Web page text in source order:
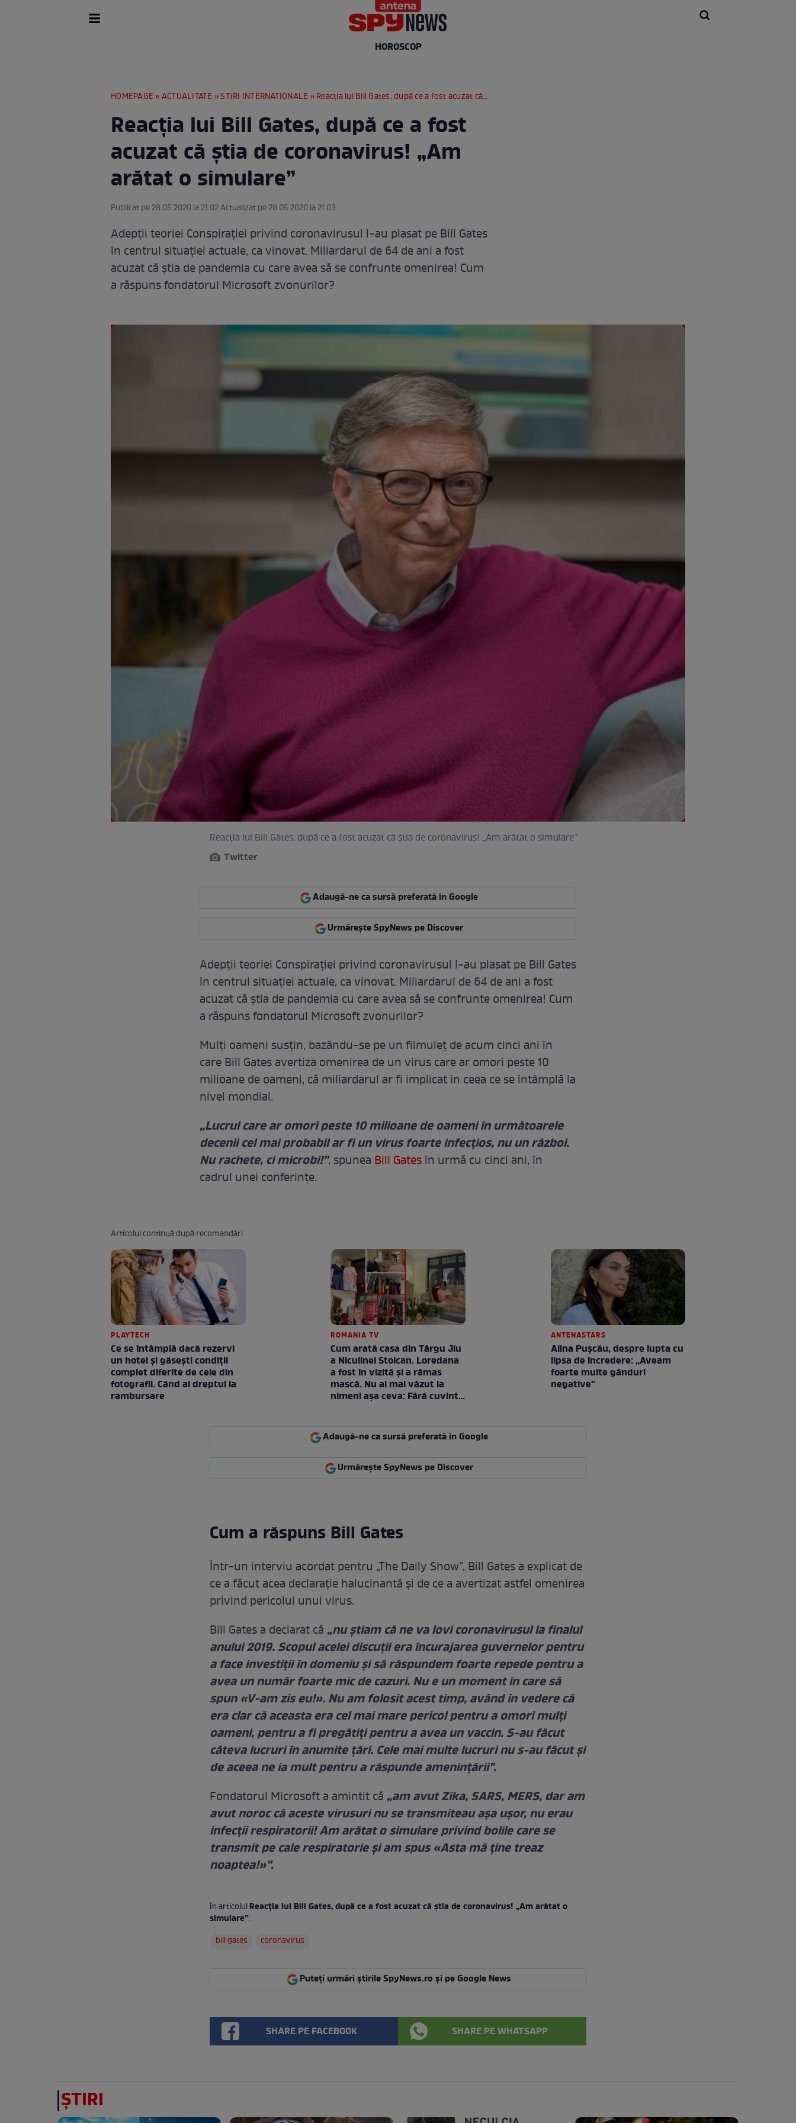
HOROSCOP
HOMEPAGE »ACTUALITATE »STIRI INTERNATIONALE » Reacția lui Bill Gates, după ce a fost acuzat că știa de coronavirus! „Am arătat o simulare”
Reacția lui Bill Gates, după ce a fost
acuzat că știa de coronavirus! „Am
arătat o simulare”
Publicat pe 28.05.2020 la 21:02 Actualizat pe 28.05.2020 la 21:03
Adepții teoriei Conspirației privind coronavirusul l-au plasat pe Bill Gates
în centrul situației actuale, ca vinovat. Miliardarul de 64 de ani a fost
acuzat că știa de pandemia cu care avea să se confrunte omenirea! Cum
a răspuns fondatorul Microsoft zvonurilor?
Reacția lui Bill Gates, după ce a fost acuzat că știa de coronavirus! „Am arătat o simulare”
Twitter
Adaugă-ne ca sursă preferată în Google
Urmărește SpyNews pe Discover
Adepții teoriei Conspirației privind coronavirusul l-au plasat pe Bill Gates
în centrul situației actuale, ca vinovat. Miliardarul de 64 de ani a fost
acuzat că știa de pandemia cu care avea să se confrunte omenirea! Cum
a răspuns fondatorul Microsoft zvonurilor?
Mulți oameni susțin, bazându-se pe un filmuleț de acum cinci ani în
care Bill Gates avertiza omenirea de un virus care ar omorî peste 10
milioane de oameni, că miliardarul ar fi implicat în ceea ce se întâmplă la
nivel mondial.
„Lucrul care ar omorî peste 10 milioane de oameni în următoarele
decenii cel mai probabil ar fi un virus foarte infecțios, nu un război.
Nu rachete, ci microbi!”, spunea Bill Gatesîn urmă cu cinci ani, în
cadrul unei conferințe.
Articolul continuă după recomandări
PLAYTECH
Ce se întâmplă dacă rezervi
un hotel și găsești condiții
complet diferite de cele din
fotografii. Când ai dreptul la
rambursare
ROMANIA TV
Cum arată casa din Târgu Jiu
a Niculinei Stoican. Loredana
a fost în vizită și a rămas
mască. Nu ai mai văzut la
nimeni așa ceva: Fără cuvinte
ANTENASTARS
Alina Pușcău, despre lupta cu
lipsa de încredere: „Aveam
foarte multe gânduri
negative”
Adaugă-ne ca sursă preferată în Google
Urmărește SpyNews pe Discover
Cum a răspuns Bill Gates
Într-un interviu acordat pentru „The Daily Show”, Bill Gates a explicat de
ce a făcut acea declarație halucinantă și de ce a avertizat astfel omenirea
privind pericolul unui virus.
Bill Gates a declarat că „nu știam că ne va lovi coronavirusul la finalul
anului 2019. Scopul acelei discuții era încurajarea guvernelor pentru
a face investiții în domeniu și să răspundem foarte repede pentru a
avea un număr foarte mic de cazuri. Nu e un moment în care să
spun «V-am zis eu!». Nu am folosit acest timp, având în vedere că
era clar că aceasta era cel mai mare pericol pentru a omorî mulți
oameni, pentru a fi pregătiți pentru a avea un vaccin. S-au făcut
câteva lucruri în anumite țări. Cele mai multe lucruri nu s-au făcut și
de aceea ne ia mult pentru a răspunde amenințării”.
Fondatorul Microsoft a amintit că „am avut Zika, SARS, MERS, dar am
avut noroc că aceste virusuri nu se transmiteau așa ușor, nu erau
infecții respiratorii! Am arătat o simulare privind bolile care se
transmit pe cale respiratorie și am spus «Asta mă ține treaz
noaptea!»”.
În articolulReacția lui Bill Gates, după ce a fost acuzat că știa de coronavirus! „Am arătat o
simulare”:
bill gates
coronavirus
Puteți urmări știrile SpyNews.ro și pe Google News
SHARE PE FACEBOOK SHARE PE WHATSAPP
ȘTIRI